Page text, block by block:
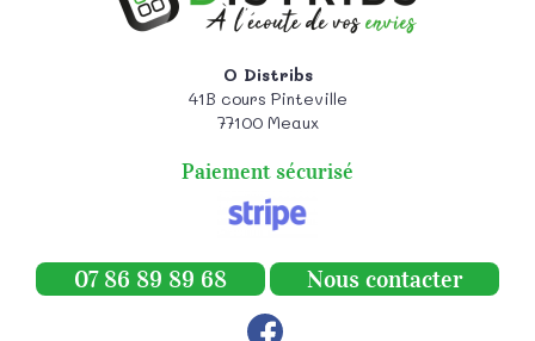
O Distribs
41B cours Pinteville
77100 Meaux
Paiement sécurisé
07 86 89 89 68 Nous contacter